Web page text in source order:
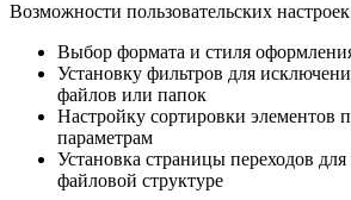
Возможности пользовательских
Выбор формата и стиля
Установку фильтров для
файлов или папок
Настройку сортировки элементов
параметрам
Установка страницы переходов
файловой структуре